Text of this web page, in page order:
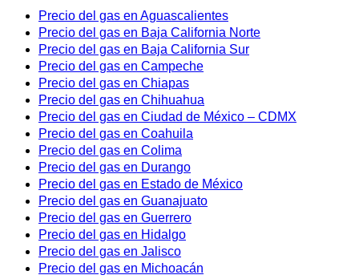
Precio del gas en Aguascalientes
Precio del gas en Baja California Norte
Precio del gas en Baja California Sur
Precio del gas en Campeche
Precio del gas en Chiapas
Precio del gas en Chihuahua
Precio del gas en Ciudad de México – CDMX
Precio del gas en Coahuila
Precio del gas en Colima
Precio del gas en Durango
Precio del gas en Estado de México
Precio del gas en Guanajuato
Precio del gas en Guerrero
Precio del gas en Hidalgo
Precio del gas en Jalisco
Precio del gas en Michoacán